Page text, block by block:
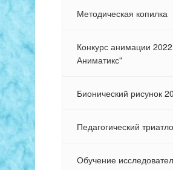
Методическая копилка
Конкурс анимации
Аниматикс"
Бионический рисунок
Педагогический
Обучение